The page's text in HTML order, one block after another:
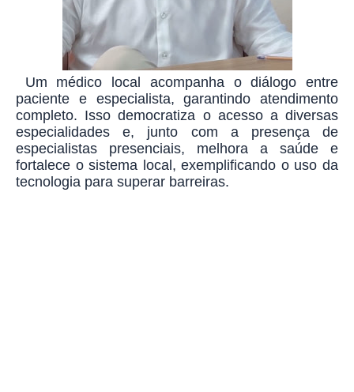
Um médico local acompanha o diálogo entre
paciente e especialista, garantindo atendimento
completo. Isso democratiza o acesso a diversas
especialidades e, junto com a presença de
especialistas presenciais, melhora a saúde e
fortalece o sistema local, exemplificando o uso da
tecnologia para superar barreiras.